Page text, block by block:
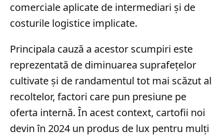
comerciale aplicate de intermediari și de
costurile logistice implicate.
Principala cauză a acestor scumpiri este
reprezentată de diminuarea suprafețelor
cultivate și de randamentul tot mai scăzut al
recoltelor, factori care pun presiune pe
oferta internă. În acest context, cartofii noi
devin în 2024 un produs de lux pentru mulți